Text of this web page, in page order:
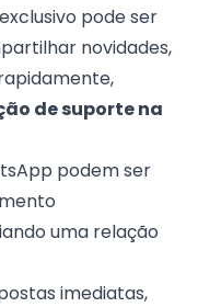
pode ser
novidades,
de suporte na
podem ser
uma relação
imediatas,